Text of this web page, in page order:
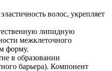
волос, укрепляет
липидную
межклеточного
форму.
в образовании
барьера). Компонент